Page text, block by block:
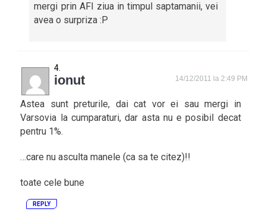
mergi prin AFI ziua in timpul saptamanii, vei
avea o surpriza :P
ionut 14/12/2011 la 2:49 PM
Astea sunt preturile, dai cat vor ei sau mergi in
Varsovia la cumparaturi, dar asta nu e posibil decat
pentru 1%.
…care nu asculta manele (ca sa te citez)!!
toate cele bune
REPLY